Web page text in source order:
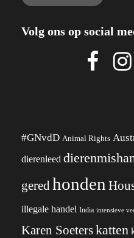
Volg ons op social
#GNvdD Animal Rights
dierenleed
gered honden
illegale handel India intensieve
Karen Soeterskatten